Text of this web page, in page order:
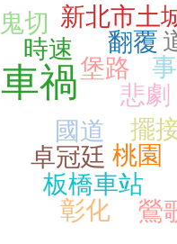
車禍
新北市土
堡路
卓冠廷
悲劇
擺
板橋車站
翻覆
國道
桃園
彰化
時速
鬼切
鶯